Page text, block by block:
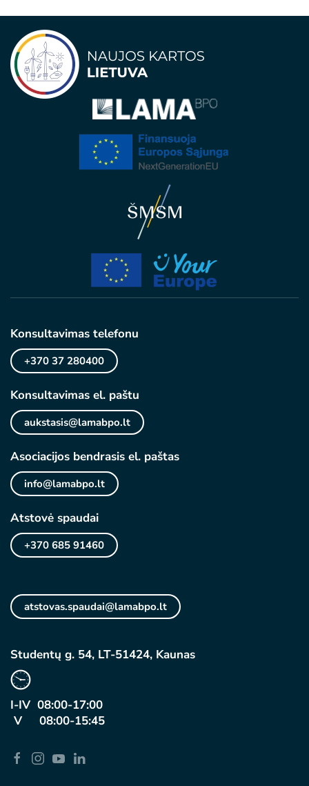
Konsultavimas telefonu
+370 37 280400
Konsultavimas el. paštu
aukstasis@lamabpo.lt
Asociacijos bendrasis el. paštas
info@lamabpo.lt
Atstovė spaudai
+370 685 91460
atstovas.spaudai@lamabpo.lt
Studentų g. 54, LT-51424, Kaunas
I-IV 08:00-17:00
V 08:00-15:45